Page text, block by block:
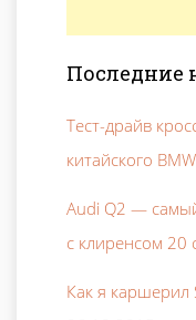
Последние
Тест-драйв
китайского
Audi Q2 —
с клиренсом 20
Как я каршерил